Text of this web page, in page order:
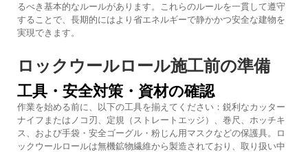
るべき基本的なルールがあります。これらのルールを一貫して遵守
することで、長期的にはより省エネルギーで静かかつ安全な建物を
実現できます。
ロックウールロール施工前の準備
工具・安全対策・資材の確認
作業を始める前に、以下の工具を揃えてください：鋭利なカッター
ナイフまたはノコ刃、定規（ストレートエッジ）、巻尺、ホッチキ
ス、および手袋・安全ゴーグル・粉じん用マスクなどの保護具。ロ
ックウールロールは無機鉱物繊維から製造されており、取り扱い中